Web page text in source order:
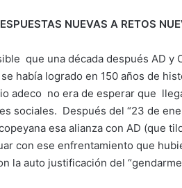
NUEVAS A RETOS
que una década después AD y
había logrado en 150 años de
adeco no era de esperar que
sociales. Después del “23 de
esa alianza con AD (que
con ese enfrentamiento que
la auto justificación del